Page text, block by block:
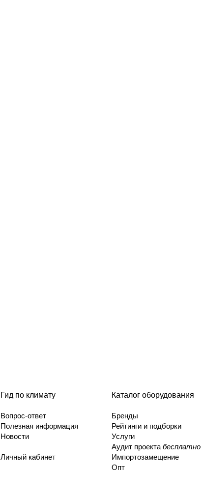
Гид по климату
Вопрос-ответ
Полезная информация
Новости
Личный кабинет
Каталог оборудования
Бренды
Рейтинги и подборки
Услуги
Аудит проекта бесплатно
Импортозамещение
Опт